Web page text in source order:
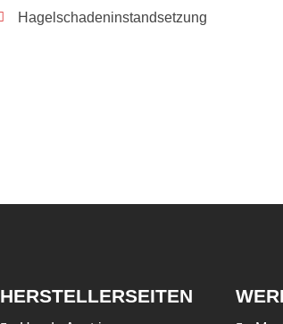
Hagelschadeninstandsetzung
HERSTELLERSEITEN